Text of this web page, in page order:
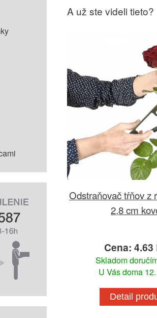
A už ste videli tieto?
Odstraňovač tŕňov z
2,8 cm
Cena: 4.63
Skladom
U Vás doma
Detail